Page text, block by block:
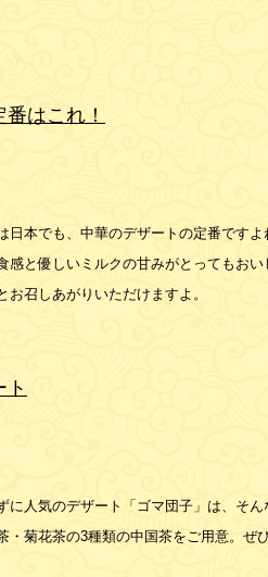
はこれ！
本でも、中華のデザートの定番です
と優しいミルクの甘みがとってもお
召しあがりいただけますよ。
人気のデザート「ゴマ団子」は、そ
菊花茶の3種類の中国茶をご用意。ぜ